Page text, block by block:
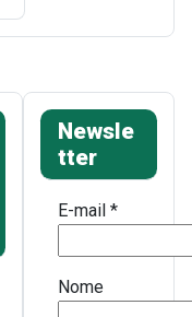
Newsle
tter
E-mail*
Nome